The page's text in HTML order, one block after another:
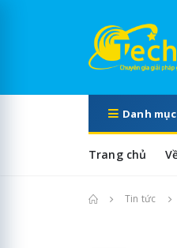
Danh
Trang chủ
Trang chủ
Tin tức